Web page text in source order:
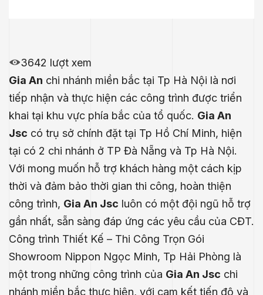
3642 lượt xem
Gia An chi nhánh miền bắc tại Tp Hà Nội là nơi
tiếp nhận và thực hiện các công trình được triển
khai tại khu vực phía bắc của tổ quốc. Gia An
Jsc có trụ sở chính đặt tại Tp Hồ Chí Minh, hiện
tại có 2 chi nhánh ở TP Đà Nẵng và Tp Hà Nội.
Với mong muốn hỗ trợ khách hàng một cách kịp
thời và đảm bảo thời gian thi công, hoàn thiện
công trình, Gia An Jsc luôn có một đội ngũ hỗ trợ
gần nhất, sẵn sàng đáp ứng các yêu cầu của CĐT.
Công trình Thiết Kế – Thi Công Trọn Gói
Showroom Nippon Ngọc Minh, Tp Hải Phòng là
một trong những công trình của Gia An Jsc chi
nhánh miền bắc thực hiện, với cam kết tiến độ và